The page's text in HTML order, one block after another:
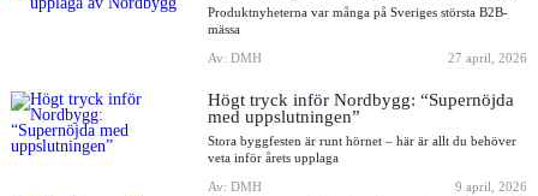
Produktnyheterna var många på Sveriges största B2B-
mässa
Av: DMH
27 april, 2026
Högt tryck inför Nordbygg: “Supernöjda
med uppslutningen”
Stora byggfesten är runt hörnet – här är allt du behöver
veta inför årets upplaga
Av: DMH
9 april, 2026